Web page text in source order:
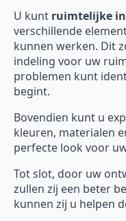
U kunt ruimtelijke
verschillende
kunnen werken. Dit
indeling voor uw
problemen kunt
begint.
Bovendien kunt u
kleuren, materialen
perfecte look voor
Tot slot, door uw
zullen zij een beter
kunnen zij u helpen